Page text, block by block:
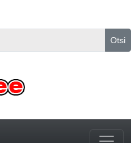
Otsi